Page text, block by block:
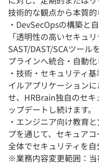
技術的な観点から本質的
・DevSecOpsの構築と
「透明性の高いセキュ
SAST/DAST/SCAツー
プラインへ統合・自動化
・技術・セキュリティ
イルアプリケーション
せ、HRBrain独自のセ
ップデートし続けます。
・エンジニア向け教育
プを通じて、セキュア
全体でセキュリティを自
※業務内容変更範囲：